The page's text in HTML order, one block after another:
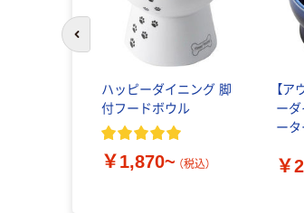
ハッピーダイニング 脚
付フードボウル
￥1,870~ （税込）
【
ー
ータ
￥
前のスライドへ